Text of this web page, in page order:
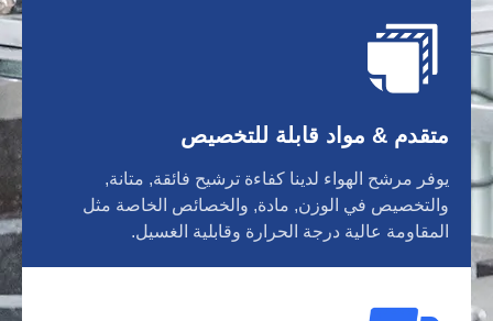
متقدم & مواد قابلة للتخصيص
يوفر مرشح الهواء لدينا كفاءة ترشيح فائقة, متانة,
والتخصيص في الوزن, مادة, والخصائص الخاصة مثل
المقاومة عالية درجة الحرارة وقابلية الغسيل.